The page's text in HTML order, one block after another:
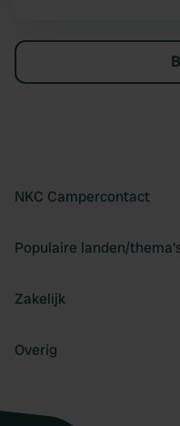
NKC Campercontact
Populaire landen/
Zakelijk
Overig